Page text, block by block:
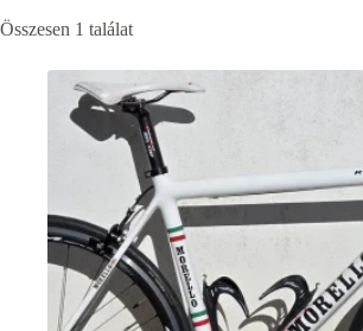
Összesen 1 találat